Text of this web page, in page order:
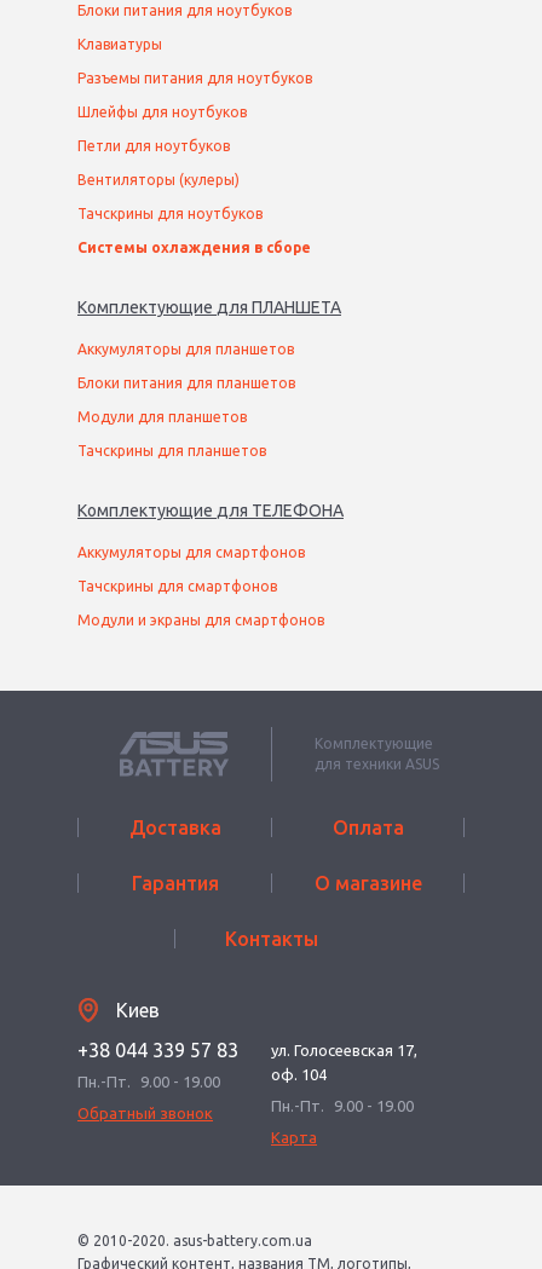
Блоки питания для ноутбуков
Клавиатуры
Разъемы питания для ноутбуков
Шлейфы для ноутбуков
Петли для ноутбуков
Вентиляторы (кулеры)
Тачскрины для ноутбуков
Системы охлаждения в сборе
Комплектующие для ПЛАНШЕТА
Аккумуляторы для планшетов
Блоки питания для планшетов
Модули для планшетов
Тачскрины для планшетов
Комплектующие для ТЕЛЕФОНА
Аккумуляторы для смартфонов
Тачскрины для смартфонов
Модули и экраны для смартфонов
Комплектующие
для техники ASUS
Доставка Оплата
Гарантия О магазине
Контакты
Киев
+38 044 339 57 83
Пн.-Пт.
9.00 - 19.00
Обратный звонок
ул. Голосеевская 17,
оф. 104
Пн.-Пт.
9.00 - 19.00
Карта
© 2010-2020. asus-battery.com.ua
Графический контент, названия ТМ, логотипы,